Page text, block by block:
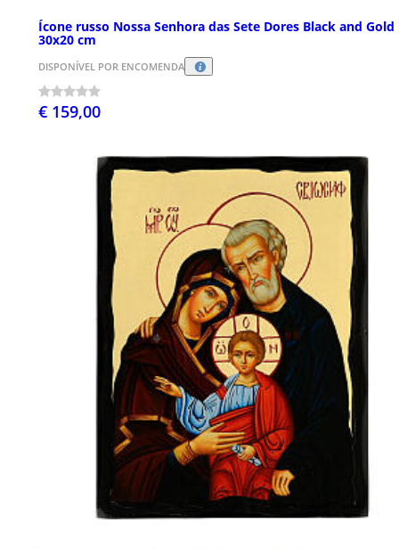
Ícone russo Nossa Senhora das Sete Dores Black and Gold
30x20 cm
DISPONÍVEL POR ENCOMENDA
€ 159,00